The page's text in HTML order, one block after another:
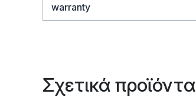
warranty
Σχετικά προϊόντα